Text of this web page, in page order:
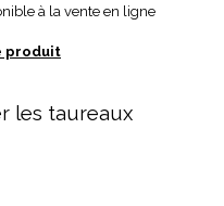
à la vente en ligne
produit
les taureaux